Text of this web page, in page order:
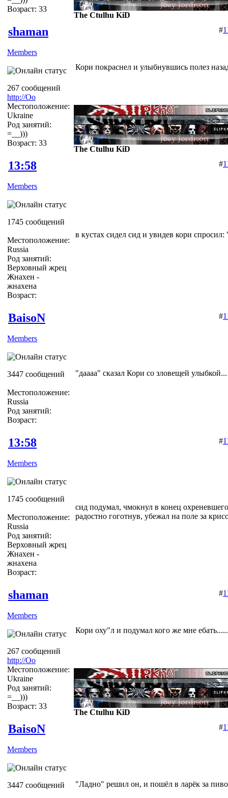
Возраст: 33
The Ctulhu KiD
shaman
Members
267 сообщений
http://Оо
Местоположение:
Ukraine
Род занятий:
=__)))
Возраст: 33
#
Кори покраснел и улыбнувшись полез
The Ctulhu KiD
13:58
Members
1745 сообщений
Местоположение:
Russia
Род занятий:
Верховный жрец
Жнахен -
жнахена
Возраст:
#
в кустах сидел сид и увидев кори
BaisoN
Members
3447 сообщений
Местоположение:
Russia
Род занятий:
Возраст:
#
"даааа" сказал Кори со зловещей улыбкой...
13:58
Members
1745 сообщений
Местоположение:
Russia
Род занятий:
Верховный жрец
Жнахен -
жнахена
Возраст:
#
сид подумал, чмокнул в конец
радостно гоготнув, убежал на поле за
shaman
Members
267 сообщений
http://Оо
Местоположение:
Ukraine
Род занятий:
=__)))
Возраст: 33
#
Кори оху"л и подумал кого же мне
The Ctulhu KiD
BaisoN
Members
3447 сообщений
#
"Ладно" решил он, и пошёл в ларёк за